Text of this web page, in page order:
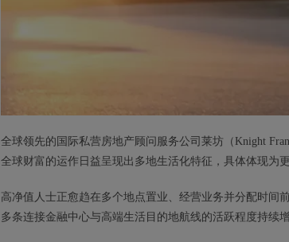
全球领先的国际私营房地产顾问服务公司莱坊（Knight
全球财富的运作日益呈现出多地生活化特征，具体体现为
高净值人士正愈趋在多个地点置业、经营业务并分配时间
多条连接金融中心与高端生活目的地航线的活跃程度持续增